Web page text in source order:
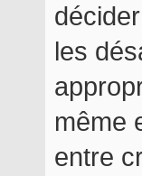
les
même
entre